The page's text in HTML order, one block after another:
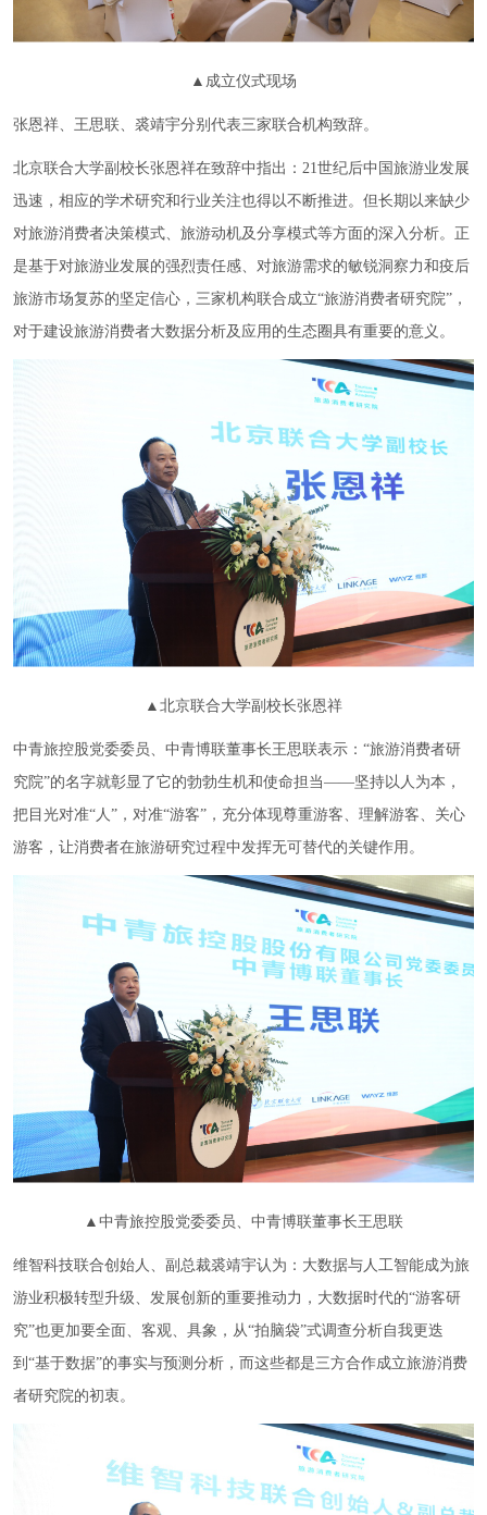
▲成立仪式现场
张恩祥、王思联、裘靖宇分别代表三家联合机构致辞。
北京联合大学副校长张恩祥在致辞中指出：21世纪后中国旅游业发展
迅速，相应的学术研究和行业关注也得以不断推进。但长期以来缺少
对旅游消费者决策模式、旅游动机及分享模式等方面的深入分析。正
是基于对旅游业发展的强烈责任感、对旅游需求的敏锐洞察力和疫后
旅游市场复苏的坚定信心，三家机构联合成立“旅游消费者研究院”，
对于建设旅游消费者大数据分析及应用的生态圈具有重要的意义。
▲北京联合大学副校长张恩祥
中青旅控股党委委员、中青博联董事长王思联表示：“旅游消费者研
究院”的名字就彰显了它的勃勃生机和使命担当——坚持以人为本，
把目光对准“人”，对准“游客”，充分体现尊重游客、理解游客、关心
游客，让消费者在旅游研究过程中发挥无可替代的关键作用。
▲中青旅控股党委委员、中青博联董事长王思联
维智科技联合创始人、副总裁裘靖宇认为：大数据与人工智能成为旅
游业积极转型升级、发展创新的重要推动力，大数据时代的“游客研
究”也更加要全面、客观、具象，从“拍脑袋”式调查分析自我更迭
到“基于数据”的事实与预测分析，而这些都是三方合作成立旅游消费
者研究院的初衷。